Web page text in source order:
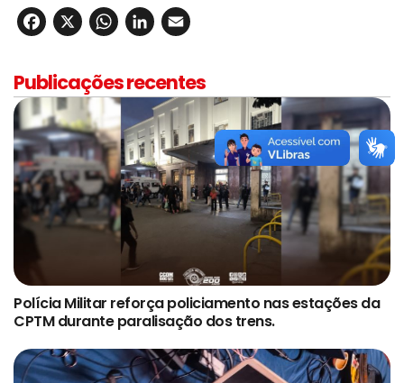
Facebook
X WhatsApp
LinkedIn
Publicações recentes
Polícia Militar reforça policiamento nas estações da
CPTM durante paralisação dos trens.